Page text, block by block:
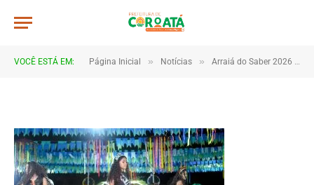
VOCÊ ESTÁ EM: Página Inicial » Notícias » Arraiá do Saber 2026 tem início no Macropolo Pau de Estopa com celebração da cultura e da educação
DSC_5617